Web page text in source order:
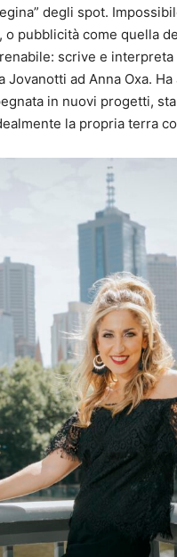
degli spot.
, o pubblicità come quella
scrive e
ad Anna Oxa. Ha
in nuovi progetti,
la propria terra